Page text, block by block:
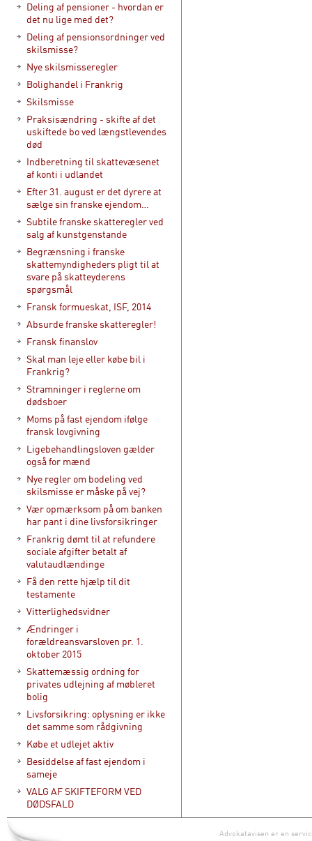
Deling af pensioner - hvordan er
det nu lige med det?
Deling af pensionsordninger ved
skilsmisse?
Nye skilsmisseregler
Bolighandel i Frankrig
Skilsmisse
Praksisændring - skifte af det
uskiftede bo ved længstlevendes
død
Indberetning til skattevæsenet
af konti i udlandet
Efter 31. august er det dyrere at
sælge sin franske ejendom…
Subtile franske skatteregler ved
salg af kunstgenstande
Begrænsning i franske
skattemyndigheders pligt til at
svare på skatteyderens
spørgsmål
Fransk formueskat, ISF, 2014
Absurde franske skatteregler!
Fransk finanslov
Skal man leje eller købe bil i
Frankrig?
Stramninger i reglerne om
dødsboer
Moms på fast ejendom ifølge
fransk lovgivning
Ligebehandlingsloven gælder
også for mænd
Nye regler om bodeling ved
skilsmisse er måske på vej?
Vær opmærksom på om banken
har pant i dine livsforsikringer
Frankrig dømt til at refundere
sociale afgifter betalt af
valutaudlændinge
Få den rette hjælp til dit
testamente
Vitterlighedsvidner
Ændringer i
forældreansvarsloven pr. 1.
oktober 2015
Skattemæssig ordning for
privates udlejning af møbleret
bolig
Livsforsikring: oplysning er ikke
det samme som rådgivning
Købe et udlejet aktiv
Besiddelse af fast ejendom i
sameje
VALG AF SKIFTEFORM VED
DØDSFALD
Advokatavisen er en